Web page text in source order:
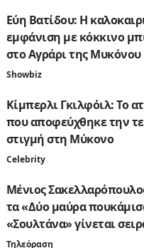
Εύη Βατίδου: Η
εμφάνιση με κόκκινο
στο Αγράρι της Μυκόνου
Showbiz
Κίμπερλι Γκιλφόιλ: Το
που αποφεύχθηκε την
στιγμή στη Μύκονο
Celebrity
Μένιος
τα «Δύο μαύρα
«Σουλτάνα» γίνεται
Τηλεόραση